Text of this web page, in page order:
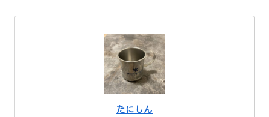
たにしん